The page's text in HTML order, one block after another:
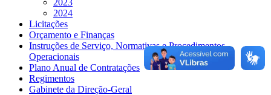
2024
Licitações
Orçamento e Finanças
Instruções de Serviço, Normativas e Procedimentos
Operacionais
Plano Anual de Contratações
Regimentos
Gabinete da Direção-Geral